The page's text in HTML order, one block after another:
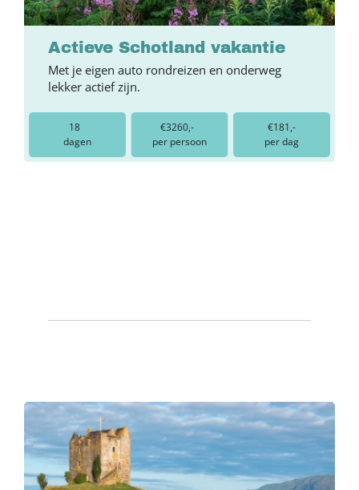
Actieve Schotland vakantie
Met je eigen auto rondreizen en onderweg
lekker actief zijn.
18
dagen
€3260,-
per persoon
€181,-
per dag